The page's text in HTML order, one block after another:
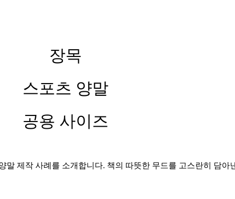
장목
스포츠 양말
공용 사이즈
말 제작 사례를 소개합니다. 책의 따뜻한 무드를 고스란히 담